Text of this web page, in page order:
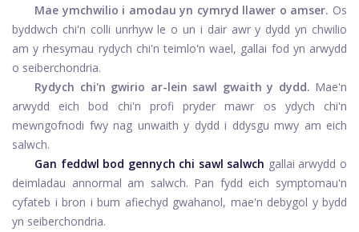
Mae ymchwilio i amodau yn cymryd llawer o amser. Os
byddwch chi'n colli unrhyw le o un i dair awr y dydd yn chwilio
am y rhesymau rydych chi'n teimlo'n wael, gallai fod yn arwydd
o seiberchondria.
Rydych chi'n gwirio ar-lein sawl gwaith y dydd. Mae'n
arwydd eich bod chi'n profi pryder mawr os ydych chi'n
mewngofnodi fwy nag unwaith y dydd i ddysgu mwy am eich
salwch.
Gan feddwl bod gennych chi sawl salwch gallai arwydd o
deimladau annormal am salwch. Pan fydd eich symptomau'n
cyfateb i bron i bum afiechyd gwahanol, mae'n debygol y bydd
yn seiberchondria.